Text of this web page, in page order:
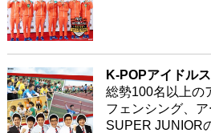
K-POPアイドル
総勢100名以上の
フェンシング、
SUPER JUNIOR